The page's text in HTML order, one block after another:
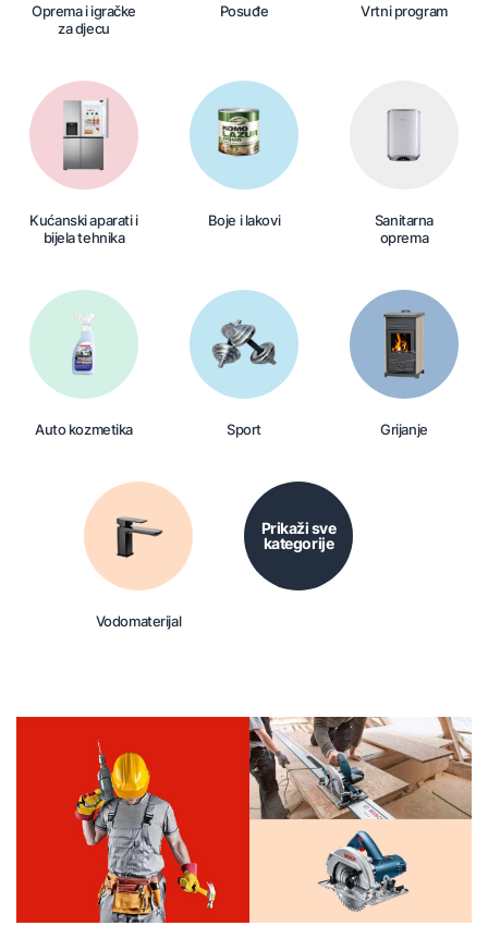
Oprema i igračke
za djecu
Posuđe Vrtni program
Kućanski aparati i
bijela tehnika
Boje i lakovi
Sanitarna
oprema
Auto kozmetika Sport Grijanje
Vodomaterijal
Prikaži sve
kategorije